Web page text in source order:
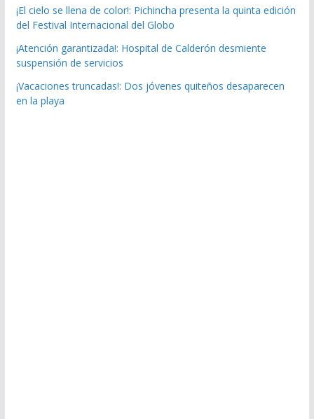
¡El cielo se llena de color!: Pichincha presenta la quinta edición
del Festival Internacional del Globo
¡Atención garantizada!: Hospital de Calderón desmiente
suspensión de servicios
¡Vacaciones truncadas!: Dos jóvenes quiteños desaparecen
en la playa